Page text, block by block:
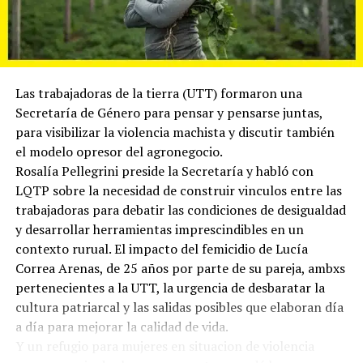
Las trabajadoras de la tierra (UTT) formaron una
Secretaría de Género para pensar y pensarse juntas,
para visibilizar la violencia machista y discutir también
el modelo opresor del agronegocio.
Rosalía Pellegrini preside la Secretaría y habló con
LQTP sobre la necesidad de construir vinculos entre las
trabajadoras para debatir las condiciones de desigualdad
y desarrollar herramientas imprescindibles en un
contexto rurual. El impacto del femicidio de Lucía
Correa Arenas, de 25 años por parte de su pareja, ambxs
pertenecientes a la UTT, la urgencia de desbaratar la
cultura patriarcal y las salidas posibles que elaboran día
a día para mejorar la calidad de vida.